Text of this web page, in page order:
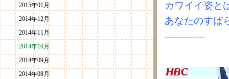
2015年01月
2014年12月
2014年11月
2014年10月
2014年09月
2014年08月
カワイイ姿と
あなたのすば
-------------